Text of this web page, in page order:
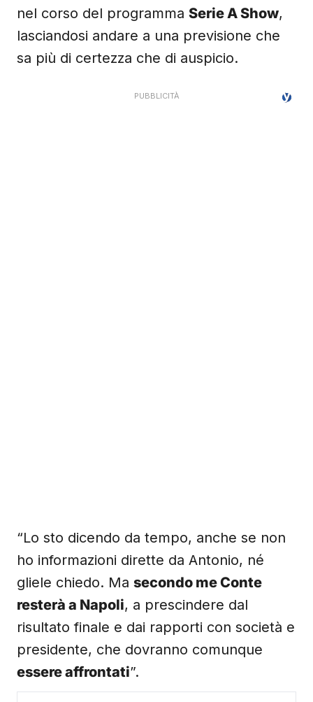
nel corso del programma Serie A Show,
lasciandosi andare a una previsione che
sa più di certezza che di auspicio.
“Lo sto dicendo da tempo, anche se non
ho informazioni dirette da Antonio, né
gliele chiedo. Ma secondo me Conte
resterà a Napoli, a prescindere dal
risultato finale e dai rapporti con società e
presidente, che dovranno comunque
essere affrontati”.